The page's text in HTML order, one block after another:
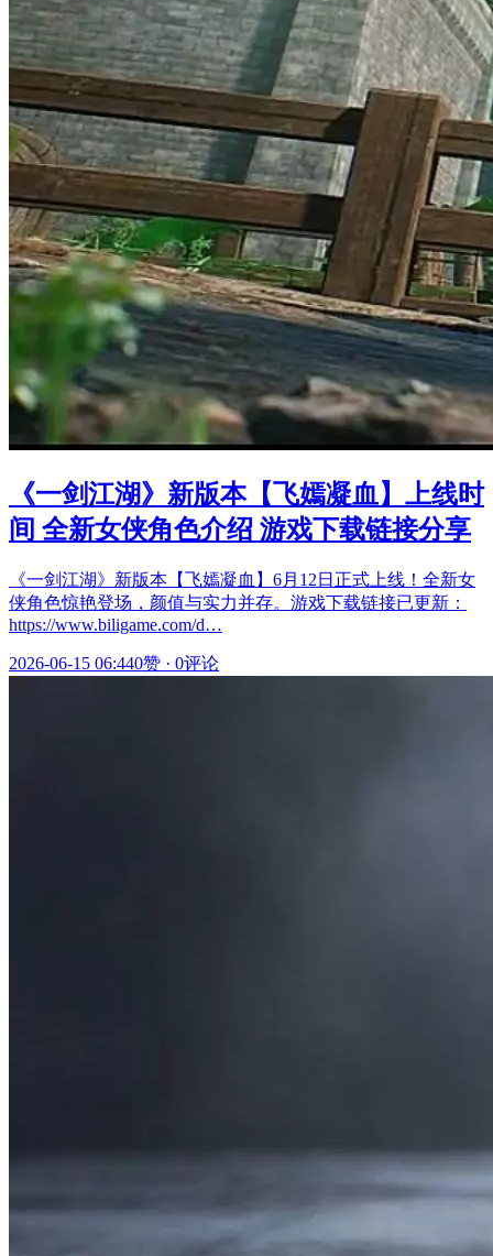
《一剑江湖》新版本【飞嫣凝血】上线时
间 全新女侠角色介绍 游戏下载链接分享
《一剑江湖》新版本【飞嫣凝血】6月12日正式上线！全新女
侠角色惊艳登场，颜值与实力并存。游戏下载链接已更新：
https://www.biligame.com/d…
2026-06-15 06:440赞 · 0评论